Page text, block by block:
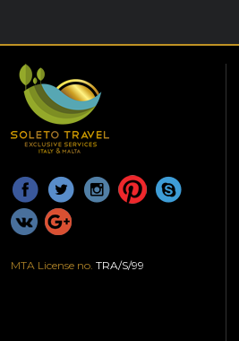
MTA License no. TRA/S/99